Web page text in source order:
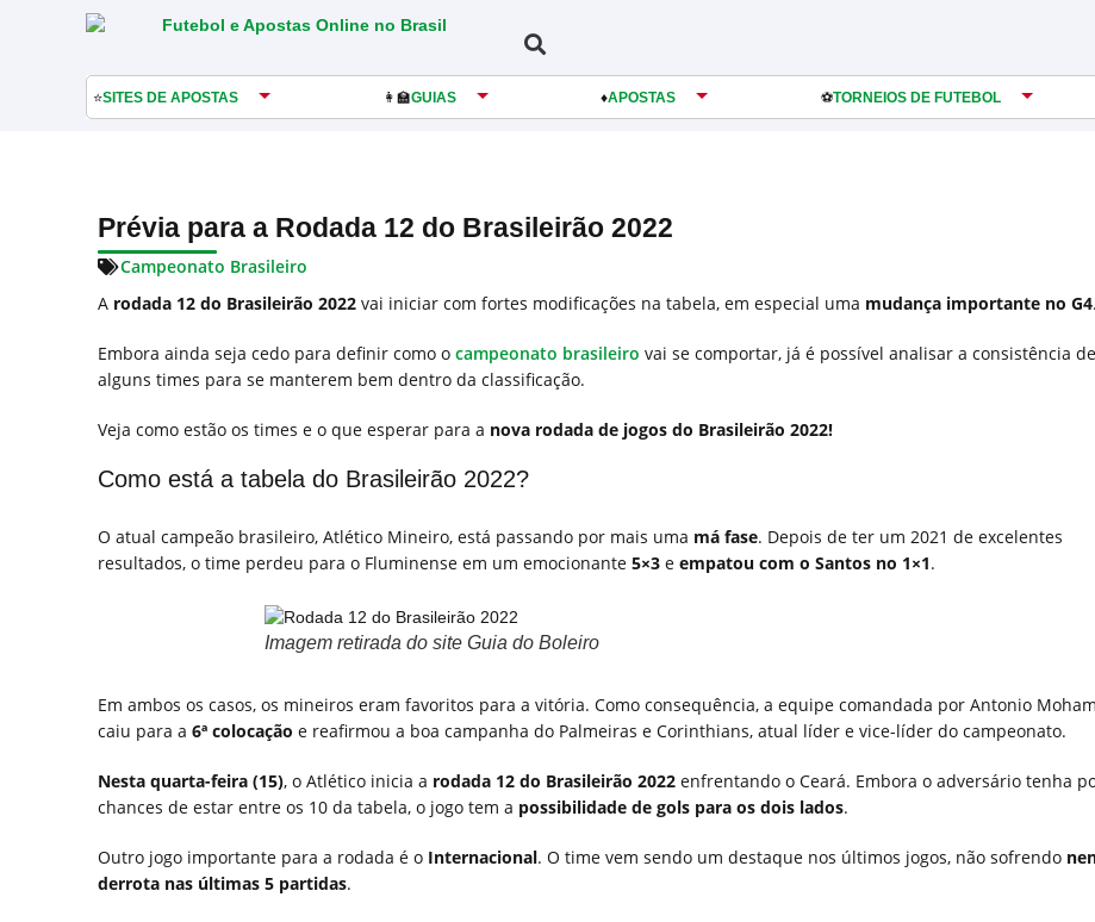
⭐SITES DE APOSTAS 👩‍🏫GUIAS ♦️APOSTAS ️⚽️TORNEIOS DE FUTEBOL
Prévia para a Rodada 12 do Brasileirão 2022
Campeonato Brasileiro
A rodada 12 do Brasileirão 2022 vai iniciar com fortes modificações na tabela, em especial uma mudança importante no G4.
Embora ainda seja cedo para definir como o campeonato brasileiro vai se comportar, já é possível analisar a consistência de
alguns times para se manterem bem dentro da classificação.
Veja como estão os times e o que esperar para a nova rodada de jogos do Brasileirão 2022!
Como está a tabela do Brasileirão 2022?
O atual campeão brasileiro, Atlético Mineiro, está passando por mais uma má fase. Depois de ter um 2021 de excelentes
resultados, o time perdeu para o Fluminense em um emocionante 5×3 e empatou com o Santos no 1×1.
Imagem retirada do site Guia do Boleiro
Em ambos os casos, os mineiros eram favoritos para a vitória. Como consequência, a equipe comandada por Antonio
caiu para a 6ª colocação e reafirmou a boa campanha do Palmeiras e Corinthians, atual líder e vice-líder do campeonato.
Nesta quarta-feira (15), o Atlético inicia a rodada 12 do Brasileirão 2022 enfrentando o Ceará. Embora o adversário tenha
chances de estar entre os 10 da tabela, o jogo tem a possibilidade de gols para os dois lados.
Outro jogo importante para a rodada é o Internacional. O time vem sendo um destaque nos últimos jogos, não sofrendo
derrota nas últimas 5 partidas.